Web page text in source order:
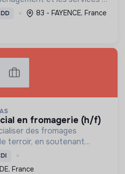
l'environnement
écologique et sociale.
83 - FAYENCE, France
en fromagerie (h/f)
des fromages
terroir, en soutenant
et en promouvant
et social équitable.
France